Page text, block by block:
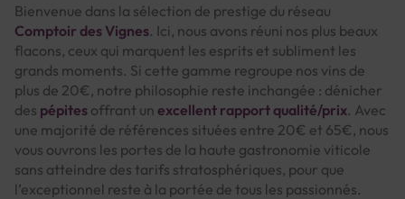
Bienvenue dans la sélection de prestige du réseau
Comptoir des Vignes. Ici, nous avons réuni nos plus beaux
flacons, ceux qui marquent les esprits et subliment les
grands moments. Si cette gamme regroupe nos vins de
plus de 20€, notre philosophie reste inchangée : dénicher
des pépites offrant un excellent rapport qualité/prix. Avec
une majorité de références situées entre 20€ et 65€, nous
vous ouvrons les portes de la haute gastronomie viticole
sans atteindre des tarifs stratosphériques, pour que
l’exceptionnel reste à la portée de tous les passionnés.